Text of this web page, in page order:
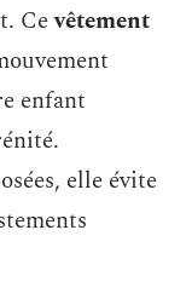
Cevêtement
enfant
elle évite